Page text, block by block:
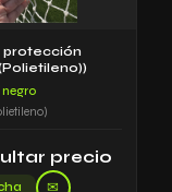
protección
precio
✉